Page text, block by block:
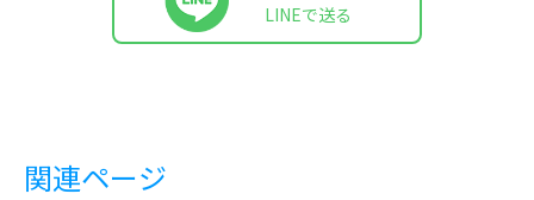
LINEで送る
関連ページ